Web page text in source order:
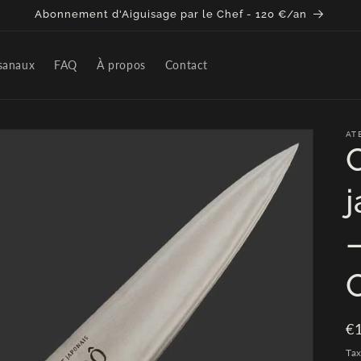
Abonnement d'Aiguisage par le Chef - 120 €/an
FAQ À propos Contact